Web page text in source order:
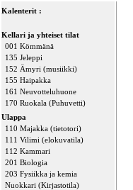
Kalenterit :
Kellari ja yhteiset tilat
001 Kömmänä
135 Jeleppi
152 Ämyri (musiikki)
155 Haipakka
161 Neuvotteluhuone
170 Ruokala (Puhuvetti)
Ulappa
110 Majakka (tietotori)
111 Vilimi (elokuvatila)
112 Kammari
201 Biologia
203 Fysiikka ja kemia
Nuokkari (Kirjastotila)